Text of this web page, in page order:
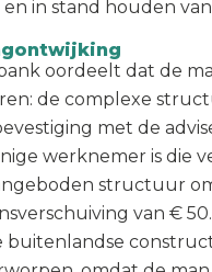
in stand houden
oordeelt dat de
de complexe
met de
werknemer is die
structuur
van €
buitenlandse